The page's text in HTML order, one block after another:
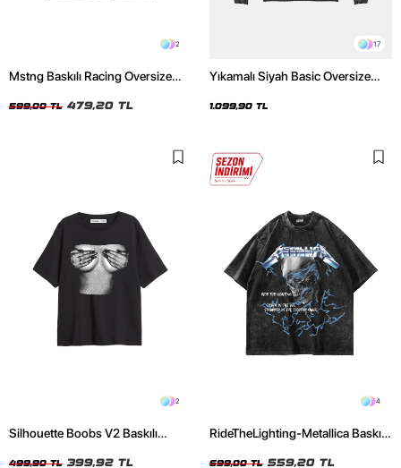
2
Mstng Baskılı Racing Oversize
599,00 TL 479,20 TL
17
Yıkamalı Siyah Basic Oversize
1.099,90 TL
2
Silhouette Boobs V2 Baskılı
499,90 TL 399,92 TL
4
RideTheLighting-Metallica Baskılı
699,00 TL 559,20 TL